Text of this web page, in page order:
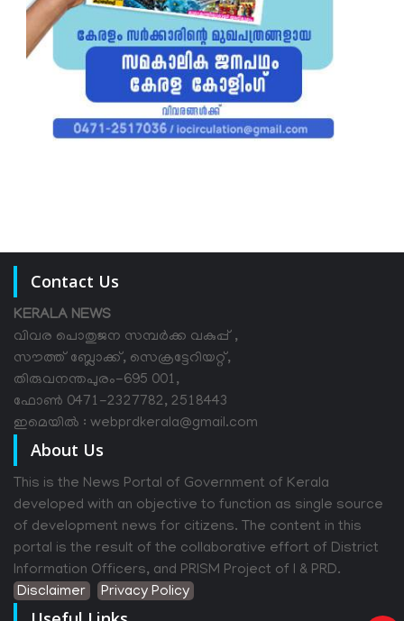
Contact Us
KERALA NEWS
വിവര പൊതുജന സമ്പര്‍ക്ക വകുപ്പ് ,
സൗത്ത് ബ്ലോക്ക്, സെക്രട്ടേറിയറ്റ്,
തിരുവനന്തപുരം-695 001,
ഫോൺ 0471-2327782, 2518443
ഇമെയിൽ : webprdkerala@gmail.com
About Us
This is the News Portal of Government of Kerala
developed with an objective to function as single source
of development news for citizens. The content in this
portal is the result of the collaborative effort of District
Information Officers, and PRISM Project of I & PRD.
Disclaimer
Privacy Policy